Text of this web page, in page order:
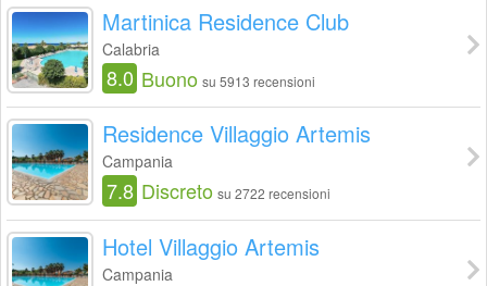
Martinica Residence Club
Calabria
8.0 Buono su 5913 recensioni
Residence Villaggio Artemis
Campania
7.8 Discreto su 2722 recensioni
Hotel Villaggio Artemis
Campania